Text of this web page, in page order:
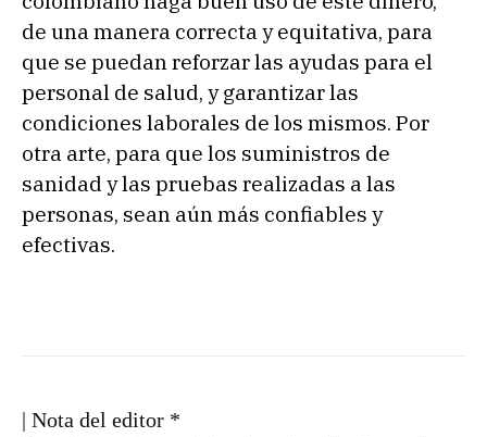
de una manera correcta y equitativa, para
que se puedan reforzar las ayudas para el
personal de salud, y garantizar las
condiciones laborales de los mismos. Por
otra arte, para que los suministros de
sanidad y las pruebas realizadas a las
personas, sean aún más confiables y
efectivas.
| Nota del editor *